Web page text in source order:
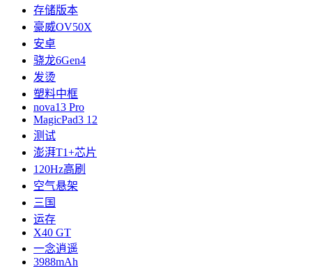
存储版本
豪威OV50X
安卓
骁龙6Gen4
发烫
塑料中框
nova13 Pro
MagicPad3 12
测试
澎湃T1+芯片
120Hz高刷
空气悬架
三国
运存
X40 GT
一念逍遥
3988mAh